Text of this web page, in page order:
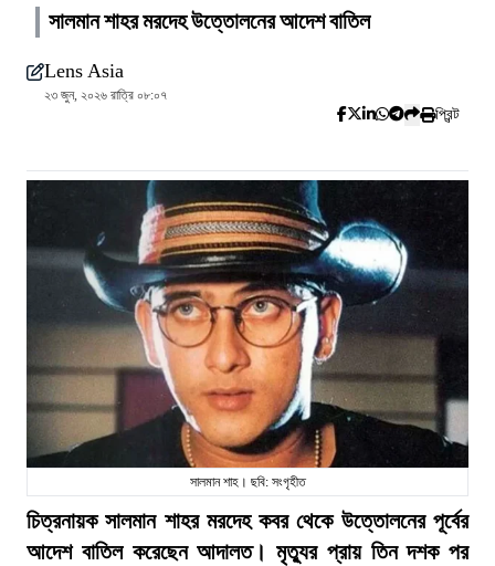
সালমান শাহর মরদেহ উত্তোলনের আদেশ বাতিল
Lens Asia
২৩ জুন, ২০২৬ রাত্রি ০৮:০৭
প্রিন্ট
সালমান শাহ। ছবি: সংগৃহীত
চিত্রনায়ক সালমান শাহর মরদেহ কবর থেকে উত্তোলনের পূর্বের
আদেশ বাতিল করেছেন আদালত। মৃত্যুর প্রায় তিন দশক পর